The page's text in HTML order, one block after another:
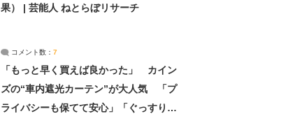
果） | 芸能人 ねとらぼリサーチ
コメント数： 7
「もっと早く買えば良かった」 カイン
ズの“車内遮光カーテン”が大人気 「プ
ライバシーも保てて安心」「ぐっすり眠